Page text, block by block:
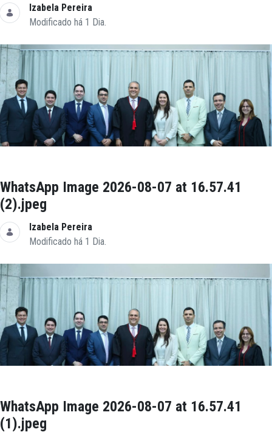
Izabela Pereira
Modificado há 1 Dia.
WhatsApp Image 2026-08-07 at 16.57.41
(2).jpeg
Izabela Pereira
Modificado há 1 Dia.
WhatsApp Image 2026-08-07 at 16.57.41
(1).jpeg